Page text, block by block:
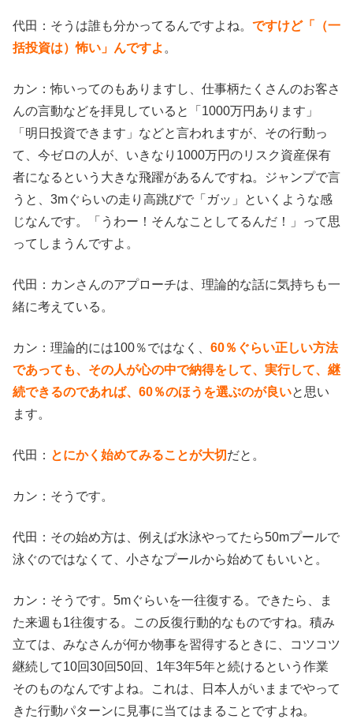
代田：そうは誰も分かってるんですよね。 ですけど「（一
括投資は）怖い」んですよ 。
カン：怖いってのもありますし、仕事柄たくさんのお客さ
んの言動などを拝見していると「1000万円あります」
「明日投資できます」などと言われますが、その行動っ
て、今ゼロの人が、いきなり1000万円のリスク資産保有
者になるという大きな飛躍があるんですね。ジャンプで言
うと、3mぐらいの走り高跳びで「ガッ」といくような感
じなんです。「うわー！そんなことしてるんだ！」って思
ってしまうんですよ。
代田：カンさんのアプローチは、理論的な話に気持ちも一
緒に考えている。
カン：理論的には100％ではなく、 60％ぐらい正しい方法
であっても、その人が心の中で納得をして、実行して、継
続できるのであれば、60％のほうを選ぶのが良いと思い
ます。
代田： とにかく始めてみることが大切だと。
カン：そうです。
代田：その始め方は、例えば水泳やってたら50mプールで
泳ぐのではなくて、小さなプールから始めてもいいと。
カン：そうです。5mぐらいを一往復する。できたら、ま
た来週も1往復する。この反復行動的なものですね。積み
立ては、みなさんが何か物事を習得するときに、コツコツ
継続して10回30回50回、1年3年5年と続けるという作業
そのものなんですよね。これは、日本人がいままでやって
きた行動パターンに見事に当てはまることですよね。